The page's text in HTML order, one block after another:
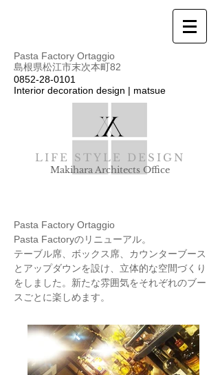
LIFE STYLE DESIGN
Makihara Architects Office
Pasta Factory Ortaggio
Pasta Factoryのリニューアル。
​テーブル席、ボックス席、カウンターブース
とアップダウンを設け、立体的な空間づくり
をしました。新たな雰囲気をそれぞれのブー
スごとに楽しめます。
Pasta Factory Ortaggio
島根県松江市末次本町82
0852-28-0101
Interior decoration design | matsue